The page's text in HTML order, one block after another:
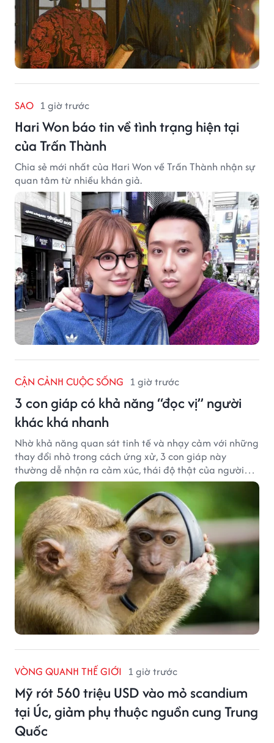
SAO 1 giờ trước
Hari Won báo tin về tình trạng hiện tại
của Trấn Thành
Chia sẻ mới nhất của Hari Won về Trấn Thành nhận sự
quan tâm từ nhiều khán giả.
CẬN CẢNH CUỘC SỐNG 1 giờ trước
3 con giáp có khả năng “đọc vị” người
khác khá nhanh
Nhờ khả năng quan sát tinh tế và nhạy cảm với những
thay đổi nhỏ trong cách ứng xử, 3 con giáp này
thường dễ nhận ra cảm xúc, thái độ thật của người
đối diện.
VÒNG QUANH THẾ GIỚI 1 giờ trước
Mỹ rót 560 triệu USD vào mỏ scandium
tại Úc, giảm phụ thuộc nguồn cung Trung
Quốc